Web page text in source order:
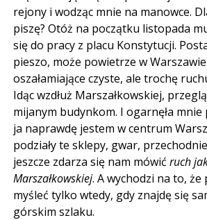
rejony i wodząc mnie na manowce.
piszę? Otóż na początku listopada
się do pracy z placu Konstytucji.
pieszo, może powietrze w
oszałamiające czyste, ale trochę
Idąc wzdłuż Marszałkowskiej,
mijanym budynkom. I ogarnęła mnie
ja naprawdę jestem w centrum
podziały te sklepy, gwar,
jeszcze zdarza się nam mówićruch
Marszałkowskiej. A wychodzi na to,
myśleć tylko wtedy, gdy znajdę się
górskim szlaku.